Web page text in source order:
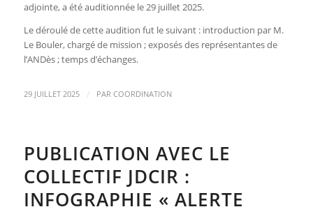
adjointe, a été auditionnée le 29 juillet 2025.
Le déroulé de cette audition fut le suivant : introduction par M.
Le Bouler, chargé de mission ; exposés des représentantes de
l’ANDès ; temps d’échanges.
29 JUILLET 2025 / PAR COORDINATION
PUBLICATION AVEC LE
COLLECTIF JDCIR :
INFOGRAPHIE « ALERTE